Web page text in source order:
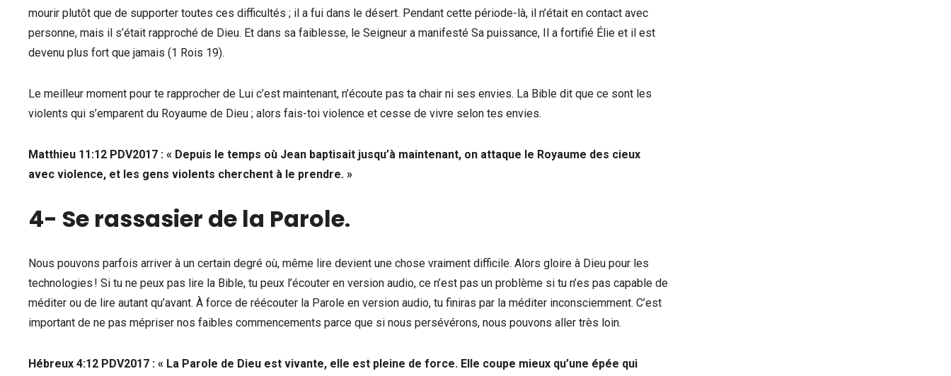
mourir plutôt que de supporter toutes ces difficultés ; il a fui dans le désert. Pendant cette période-là, il n’était en contact avec
personne, mais il s’était rapproché de Dieu. Et dans sa faiblesse, le Seigneur a manifesté Sa puissance, Il a fortifié Élie et il est
devenu plus fort que jamais (1 Rois 19).
Le meilleur moment pour te rapprocher de Lui c’est maintenant, n’écoute pas ta chair ni ses envies. La Bible dit que ce sont les
violents qui s’emparent du Royaume de Dieu ; alors fais-toi violence et cesse de vivre selon tes envies.
‭‭Matthieu‬ ‭11:12‬ PDV2017 : « Depuis le temps où Jean baptisait jusqu’à maintenant, on attaque le Royaume des cieux
avec violence, et les gens violents cherchent à le prendre. »
4- Se rassasier de la Parole.
Nous pouvons parfois arriver à un certain degré où, même lire devient une chose vraiment difficile. Alors gloire à Dieu pour les
technologies ! Si tu ne peux pas lire la Bible, tu peux l’écouter en version audio, ce n’est pas un problème si tu n’es pas capable de
méditer ou de lire autant qu’avant. À force de réécouter la Parole en version audio, tu finiras par la méditer inconsciemment. C’est
important de ne pas mépriser nos faibles commencements parce que si nous persévérons, nous pouvons aller très loin.
‭‭Hébreux‬ ‭4:12‬ ‭PDV2017 ‬‬: « La Parole de Dieu est vivante, elle est pleine de force. Elle coupe mieux qu’une épée qui